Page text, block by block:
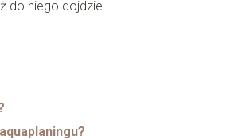
do niego dojdzie.